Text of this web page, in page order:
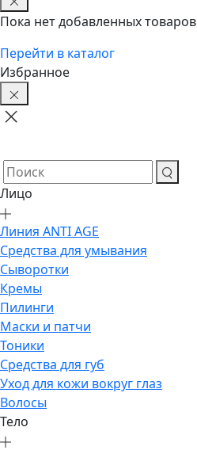
Пока нет добавленных товаров
Перейти в каталог
Избранное
Лицо
Линия ANTI AGE
Средства для умывания
Сыворотки
Кремы
Пилинги
Маски и патчи
Тоники
Средства для губ
Уход для кожи вокруг глаз
Волосы
Тело